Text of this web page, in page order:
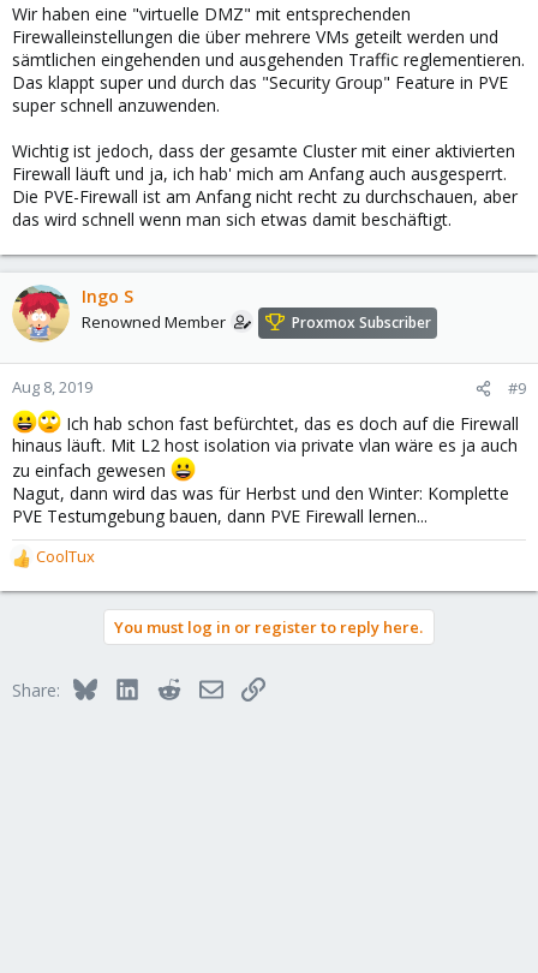
Wir haben eine "virtuelle DMZ" mit entsprechenden
Firewalleinstellungen die über mehrere VMs geteilt werden und
sämtlichen eingehenden und ausgehenden Traffic reglementieren.
Das klappt super und durch das "Security Group" Feature in PVE
super schnell anzuwenden.
Wichtig ist jedoch, dass der gesamte Cluster mit einer aktivierten
Firewall läuft und ja, ich hab' mich am Anfang auch ausgesperrt.
Die PVE-Firewall ist am Anfang nicht recht zu durchschauen, aber
das wird schnell wenn man sich etwas damit beschäftigt.
Ingo S
Renowned Member Proxmox Subscriber
Aug 8, 2019 #9
Ich hab schon fast befürchtet, das es doch auf die Firewall
hinaus läuft. Mit L2 host isolation via private vlan wäre es ja auch
zu einfach gewesen
Nagut, dann wird das was für Herbst und den Winter: Komplette
PVE Testumgebung bauen, dann PVE Firewall lernen...
R
e
o
CoolTux
You must log in or register to reply here.
Share: BlueskyLinkedInRedditEmailLink